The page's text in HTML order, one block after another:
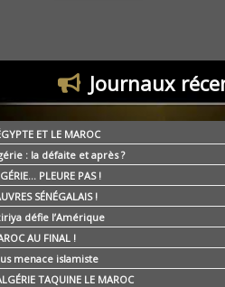
Journaux
ET LE MAROC
: la défaite et après ?
PLEURE PAS !
SÉNÉGALAIS !
défie l’Amérique
AU FINAL !
menace islamiste
TAQUINE LE MAROC